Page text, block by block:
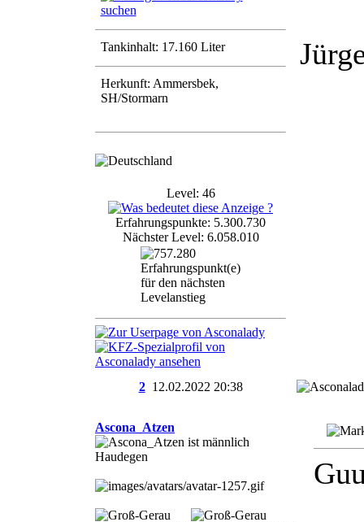
Tankinhalt: 17.160 Liter
Herkunft: Ammersbek,
SH/Stormarn
Level: 46
Erfahrungspunkte: 5.300.730
Nächster Level: 6.058.010
2 12.02.2022 20:38
Ascona_Atzen
Haudegen